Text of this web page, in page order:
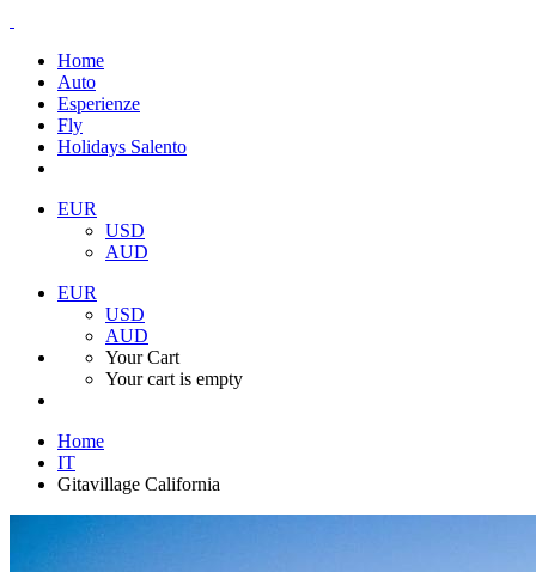
Home
Auto
Esperienze
Fly
Holidays Salento
EUR
USD
AUD
EUR
USD
AUD
Your Cart
Your cart is empty
Home
IT
Gitavillage California